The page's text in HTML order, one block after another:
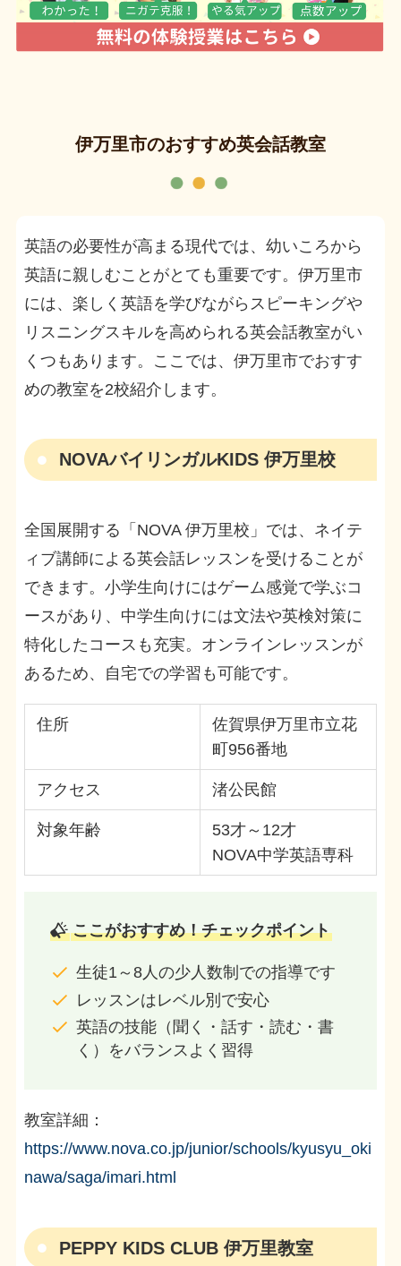
伊万里市のおすすめ英会話教室
英語の必要性が高まる現代では、幼いころから
英語に親しむことがとても重要です。伊万里市
には、楽しく英語を学びながらスピーキングや
リスニングスキルを高められる英会話教室がい
くつもあります。ここでは、伊万里市でおすす
めの教室を2校紹介します。
NOVAバイリンガルKIDS 伊万里校
全国展開する「NOVA 伊万里校」では、ネイテ
ィブ講師による英会話レッスンを受けることが
できます。小学生向けにはゲーム感覚で学ぶコ
ースがあり、中学生向けには文法や英検対策に
特化したコースも充実。オンラインレッスンが
あるため、自宅での学習も可能です。
住所
佐賀県伊万里市立花
町956番地
アクセス 渚公民館
対象年齢
53才～12才
NOVA中学英語専科
ここがおすすめ！チェックポイント
生徒1～8人の少人数制での指導です
レッスンはレベル別で安心
英語の技能（聞く・話す・読む・書
く）をバランスよく習得
教室詳細：
https://www.nova.co.jp/junior/schools/kyusyu_oki
nawa/saga/imari.html
PEPPY KIDS CLUB 伊万里教室